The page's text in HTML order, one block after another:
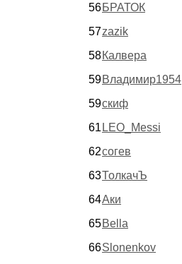
56БРАТОК
57zazik
58Калвера
59Владимир1954
59скиф
61 LEO_Messi
62согев
63ТолкачЪ
64Аки
65Bella
66Slonenkov